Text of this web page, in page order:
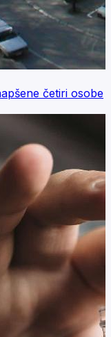
četiri osobe